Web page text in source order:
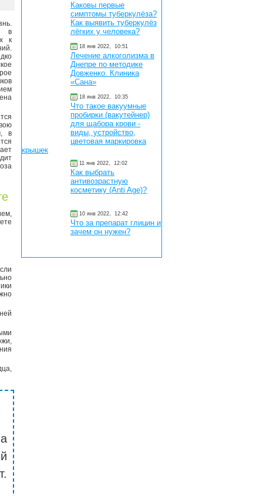
в
к
в
Каковы первые
симптомы туберкулёза?
Как выявить туберкулёз
лёгких у человека?
18 янв 2022, 10:51
Лечение алкоголизма в
Днепре по методике
Довженко. Клиника
«Сана»
18 янв 2022, 10:35
Что такое вакуумные
пробирки (вакутейнер)
для щабора крови -
виды, устройство,
цветовая маркировка
крышек
11 янв 2022, 12:02
Как выбрать
антивозрастную
косметику (Anti Age)?
10 янв 2022, 12:42
Что за препарат глицин и
зачем он нужен?